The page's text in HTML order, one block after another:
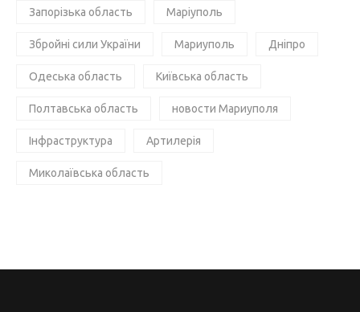
Запорізька область Маріуполь
Збройні сили України Мариуполь Дніпро
Одеська область Київська область
Полтавська область новости Мариуполя
Інфраструктура Артилерія
Миколаївська область